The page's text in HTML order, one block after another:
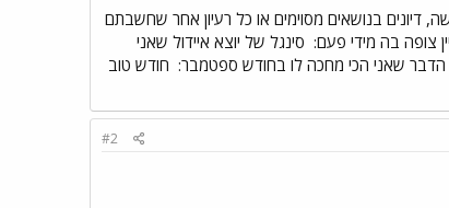
דיונים בנושאים מסוימים או כל רעיון אחר שחשבתם
צופה בה מידי פעם: סינגל של יוצא איידול שאני
הדבר שאני הכי מחכה לו בחודש ספטמבר: חודש טוב
#2